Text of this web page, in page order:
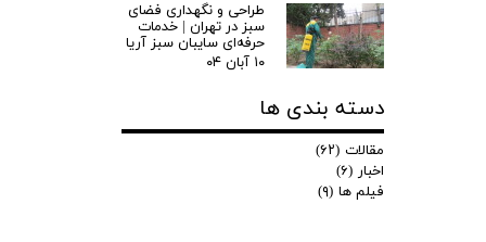
طراحی و نگهداری فضای
سبز در تهران | خدمات
حرفه‌ای سایبان سبز آریا
۱۰ آبان ۰۴
دسته بندی ها
مقالات (۶۲)
اخبار (۶)
فیلم ها (۹)